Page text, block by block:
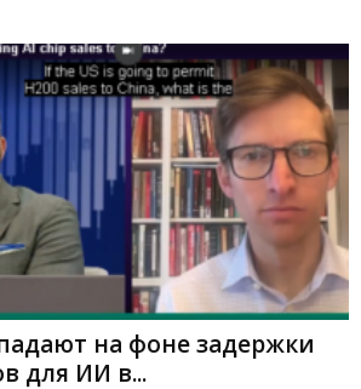
на фоне задержки
для ИИ в...